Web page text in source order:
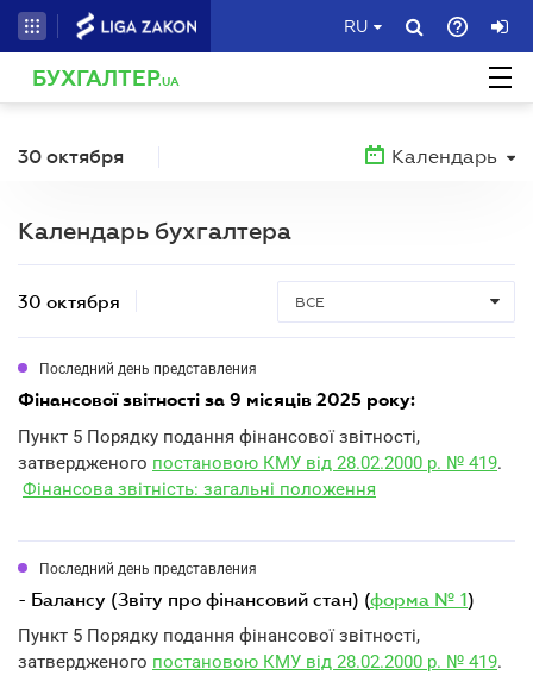
RU
БУХГАЛТЕР.UA
30 октября Календарь
Календарь бухгалтера
30 октября ВСЕ
Последний день представления
фінансової звітності за 9 місяців 2025 року:
Пункт 5 Порядку подання фінансової звітності,
затвердженого постановою КМУ від 28.02.2000 р. № 419.
Фінансова звітність: загальні положення
Последний день представления
- Балансу (Звіту про фінансовий стан) (форма № 1)
Пункт 5 Порядку подання фінансової звітності,
затвердженого постановою КМУ від 28.02.2000 р. № 419.